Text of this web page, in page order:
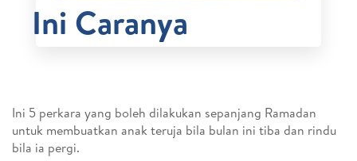
Ini Caranya
Ini 5 perkara yang boleh dilakukan sepanjang Ramadan
untuk membuatkan anak teruja bila bulan ini tiba dan rindu
bila ia pergi.